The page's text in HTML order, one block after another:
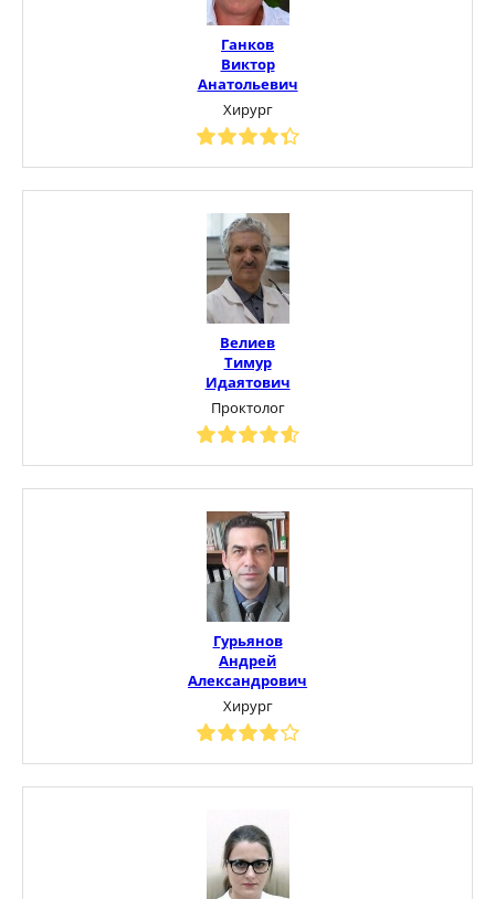
Ганков
Виктор
Анатольевич
Хирург
Велиев
Тимур
Идаятович
Проктолог
Гурьянов
Андрей
Александрович
Хирург